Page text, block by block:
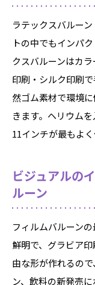
ラテックスバルー
トの中でもインパ
クスバルーンはカ
印刷・シルク印刷
然ゴム素材で環境
きます。ヘリウム
11インチが最もよ
ビジュアルの
ルーン
フィルムバルーン
鮮明で、グラビア
由な形が作れるの
ン、飲料の新発売